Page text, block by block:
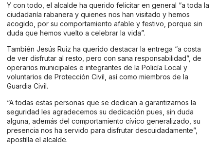
Y con todo, el alcalde ha querido felicitar en general “a toda la
ciudadanía rabanera y quienes nos han visitado y hemos
acogido, por su comportamiento afable y festivo, porque sin
duda que hemos vuelto a celebrar la vida”.
También Jesús Ruiz ha querido destacar la entrega “a costa
de ver disfrutar al resto, pero con sana responsabilidad”, de
operarios municipales e integrantes de la Policía Local y
voluntarios de Protección Civil, así como miembros de la
Guardia Civil.
“A todas estas personas que se dedican a garantizarnos la
seguridad les agradecemos su dedicación pues, sin duda
alguna, además del comportamiento cívico generalizado, su
presencia nos ha servido para disfrutar descuidadamente”,
apostilla el alcalde.